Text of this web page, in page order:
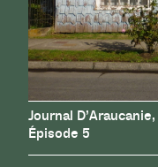
Journal
Épisode 5